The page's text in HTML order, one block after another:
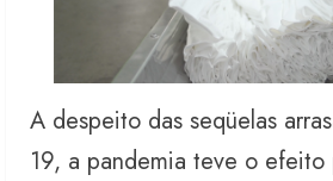
A despeito das seqüelas
19, a pandemia teve o